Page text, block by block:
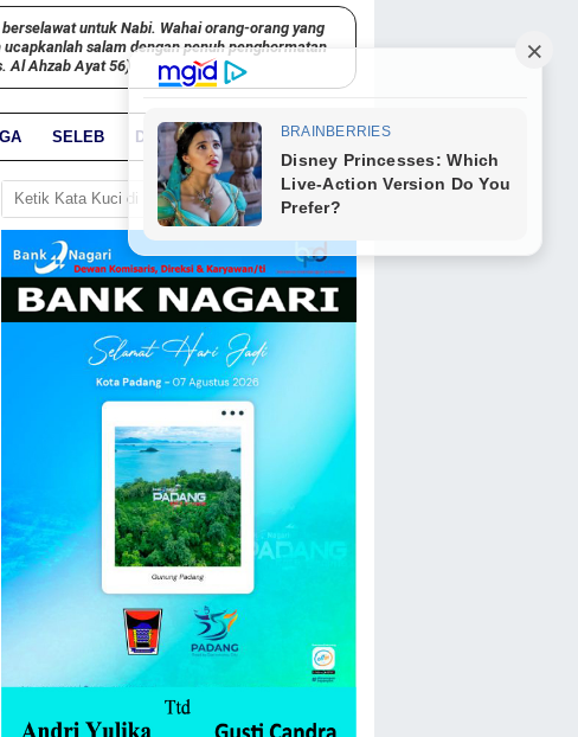
untuk Nabi. Wahai orang-orang yang
salam dengan penuh penghormatan
Al Ahzab Ayat 56)
SELEB DUNIA PARIWARA
GO